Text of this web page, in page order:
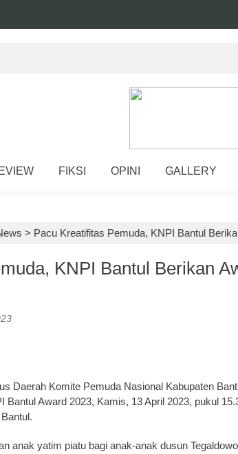
FIKSI OPINI GALLERY
> Pacu Kreatifitas Pemuda, KNPI Bantul
KNPI Bantul Berikan
Daerah Komite Pemuda Nasional Kabupaten
Bantul Award 2023, Kamis, 13 April 2023, pukul
anak yatim piatu bagi anak-anak dusun